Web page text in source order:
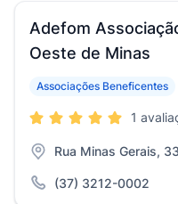
Adefom
Oeste de Minas
Associações Beneficentes
1
Rua Minas Gerais,
(37) 3212-0002